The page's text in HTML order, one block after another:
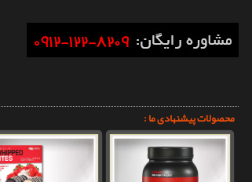
محصولات پیشنهادی ما :